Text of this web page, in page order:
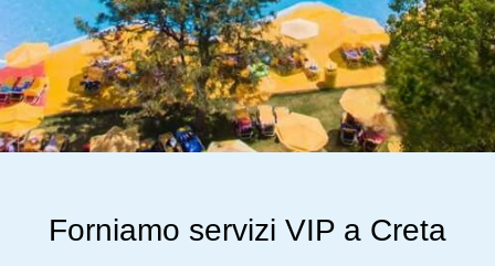
Forniamo servizi VIP a Creta